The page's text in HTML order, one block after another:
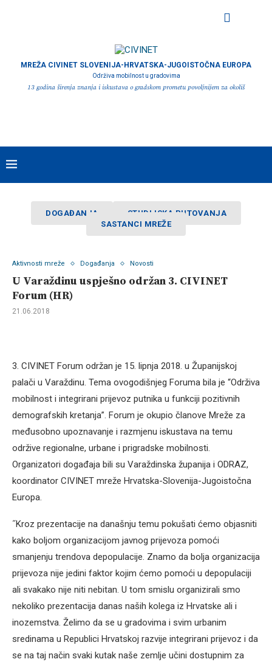
MREŽA CIVINET SLOVENIJA-HRVATSKA-JUGOISTOČNA EUROPA
Održiva mobilnost u gradovima
13 godina širenja znanja i iskustava o gradskom prometu povoljnijem za okoliš
DOGAĐANJA
STUDIJSKA PUTOVANJA
SASTANCI MREŽE
Aktivnosti mreže Događanja Novosti
U Varaždinu uspješno održan 3. CIVINET
Forum (HR)
21.06.2018
3. CIVINET Forum održan je 15. lipnja 2018. u Županijskoj
palači u Varaždinu. Tema ovogodišnjeg Foruma bila je “Održiva
mobilnost i integrirani prijevoz putnika u funkciji pozitivnih
demografskih kretanja”. Forum je okupio članove Mreže za
međusobno upoznavanje i razmjenu iskustava na temu
održive regionalne, urbane i prigradske mobilnosti.
Organizatori događaja bili su Varaždinska županija i ODRAZ,
koordinator CIVINET mreže Hrvatska-Slovenija-Jugoistočna
Europa.
˝Kroz prezentacije na današnju temu pokušati ćemo objasniti
kako boljom organizacijom javnog prijevoza pomoći
smanjenju trendova depopulacije. Znamo da bolja organizacija
prijevoza nije jedini faktor kojim ćemo pomoći u depopulaciji
ali svakako nije niti nebitan. U tom smislu organizirali smo
nekoliko prezentacija danas naših kolega iz Hrvatske ali i
inozemstva. Želimo da se u gradovima i svim urbanim
sredinama u Republici Hrvatskoj razvije integrirani prijevoz i da
se na taj način svaki kutak naše zemlje učini dostupnim za